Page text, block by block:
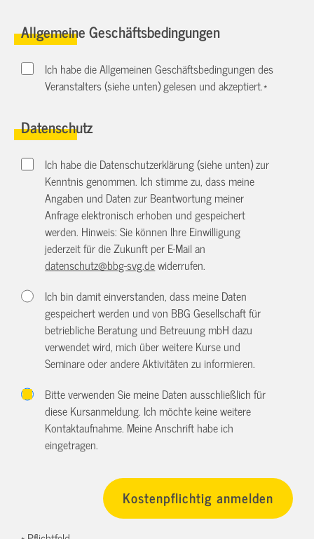
Allgemeine Geschäftsbedingungen
Ich habe die Allgemeinen Geschäftsbedingungen des
Veranstalters (siehe unten) gelesen und akzeptiert.*
Datenschutz
Ich habe die Datenschutzerklärung (siehe unten) zur
Kenntnis genommen. Ich stimme zu, dass meine
Angaben und Daten zur Beantwortung meiner
Anfrage elektronisch erhoben und gespeichert
werden. Hinweis: Sie können Ihre Einwilligung
jederzeit für die Zukunft per E-Mail an
datenschutz@bbg-svg.dewiderrufen.
Ich bin damit einverstanden, dass meine Daten
gespeichert werden und von BBG Gesellschaft für
betriebliche Beratung und Betreuung mbH dazu
verwendet wird, mich über weitere Kurse und
Seminare oder andere Aktivitäten zu informieren.
Bitte verwenden Sie meine Daten ausschließlich für
diese Kursanmeldung. Ich möchte keine weitere
Kontaktaufnahme. Meine Anschrift habe ich
eingetragen.